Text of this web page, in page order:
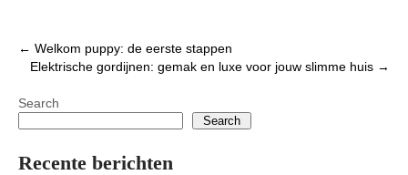
Post
navigation
← Welkom puppy: de eerste stappen
Elektrische gordijnen: gemak en luxe voor jouw slimme huis →
Search
Search
Recente berichten